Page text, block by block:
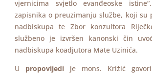
vjernicima svjetlo evanđeoske
zapisnika o preuzimanju službe, koji su
nadbiskupa te Zbor konzultora
službeno je izvršen kanonski čin
nadbiskupa koadjutora Mate Uzinića.
U propovijedi je mons. Križić